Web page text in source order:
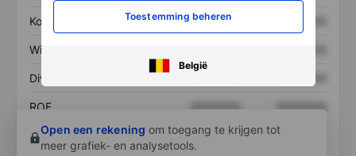
Toestemming beheren
België
Koers/omzetratio XXXXXXX
Winst per aandeel
Dividend per aandeel
ROE XXXXXXX
XXXXXXX
Open een rekening om toegang te krijgen tot
meer grafiek- en analysetools.